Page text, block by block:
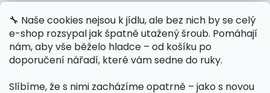
🔧 Naše cookies nejsou k jídlu, ale bez nich by se celý
e-shop rozsypal jak špatně utažený šroub. Pomáhají
nám, aby vše běželo hladce – od košíku po
doporučení nářadí, které vám sedne do ruky.
Slíbíme, že s nimi zacházíme opatrně – jako s novou
Provozní doba
Po-Čt / 8:00 - 15:00
Polední přestávka /11:00 - 11:30